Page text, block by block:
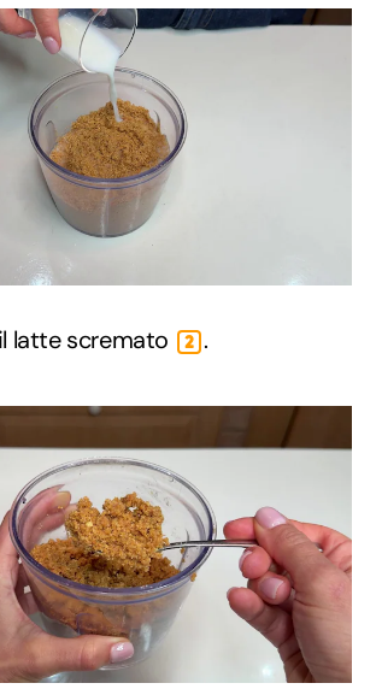
latte scremato 2 .